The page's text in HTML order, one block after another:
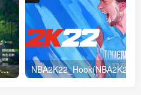
AI少女 1300位少女 捏脸面补数据整合包 总有一位是你想要的